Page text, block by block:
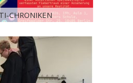
CHRONIKEN